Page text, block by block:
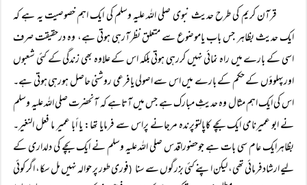
قرآن کریم کی طرح حدیث نبوی صلی اللہ علیہ وسلم کی ایک اہم خصوصیت یہ ہے کہ
ایک حدیث بظاہر جس باب یاموضوع سے متعلق نظرآرہی ہوتی ہے، وہ درحقیقت صرف
اسی کے بارے میں راہ نمائی نہیں کررہی ہوتی بلکہ اس کے علاوہ بھی زندگی کے کئی شعبوں
اورپہلوؤں کے حکم کے بارے میں اس سے اصولی یافرعی روشنی حاصل ہورہی ہوتی ہے۔
اس کی ایک اہم مثال وہ حدیثِ مبارک ہے جس میں آتاہے کہ آنحضرت صلی اللہ علیہ وسلم
نے ابو عمیرنامی ایک بچے کاپالتوپرندہ مرجانے پراس سے فرمایا تھا: یا أبا عمیر ما فعل النغیر۔
بظاہرایک عام سی بات ہے جوحضوراقدس صلی اللہ علیہ وسلم نے ایک بچے کی دلداری کے
لیے ارشادفرمائی تھی، لیکن اپنے کئی بزرگوں سے سنا (فوری طور پر حوالہ نہیں مل سکا، اگر کوئی